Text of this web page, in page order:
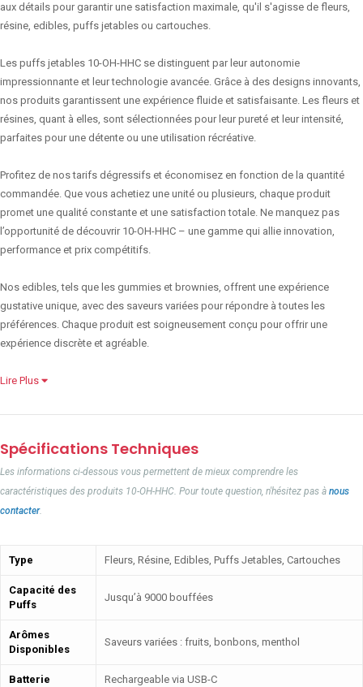
aux détails pour garantir une satisfaction maximale, qu'il s'agisse de fleurs,
résine, edibles, puffs jetables ou cartouches.
Les puffs jetables 10-OH-HHC se distinguent par leur autonomie
impressionnante et leur technologie avancée. Grâce à des designs innovants,
nos produits garantissent une expérience fluide et satisfaisante. Les fleurs et
résines, quant à elles, sont sélectionnées pour leur pureté et leur intensité,
parfaites pour une détente ou une utilisation récréative.
Profitez de nos tarifs dégressifs et économisez en fonction de la quantité
commandée. Que vous achetiez une unité ou plusieurs, chaque produit
promet une qualité constante et une satisfaction totale. Ne manquez pas
l’opportunité de découvrir 10-OH-HHC – une gamme qui allie innovation,
performance et prix compétitifs.
Nos edibles, tels que les gummies et brownies, offrent une expérience
gustative unique, avec des saveurs variées pour répondre à toutes les
préférences. Chaque produit est soigneusement conçu pour offrir une
expérience discrète et agréable.
Lire Plus
Spécifications Techniques
Les informations ci-dessous vous permettent de mieux comprendre les
caractéristiques des produits 10-OH-HHC. Pour toute question, n'hésitez pas à nous
contacter.
Type Fleurs, Résine, Edibles, Puffs Jetables, Cartouches
Capacité des
Puffs
Jusqu’à 9000 bouffées
Arômes
Disponibles
Saveurs variées : fruits, bonbons, menthol
Batterie Rechargeable via USB-C